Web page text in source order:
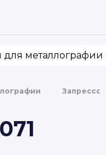
ФРАЗУ
для металлографии